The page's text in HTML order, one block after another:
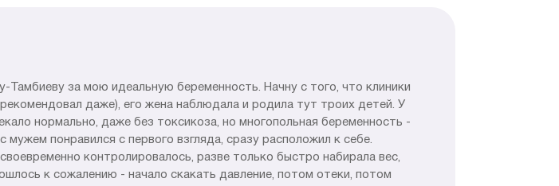
за мою идеальную беременность. Начну с того, что клиники
даже), его жена наблюдала и родила тут троих детей. У
нормально, даже без токсикоза, но многопольная беременность -
понравился с первого взгляда, сразу расположил к себе.
контролировалось, разве только быстро набирала вес,
к сожалению - начало скакать давление, потом отеки, потом